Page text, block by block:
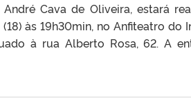
Cava de Oliveira, estará
às 19h30min, no Anfiteatro do
à rua Alberto Rosa, 62. A